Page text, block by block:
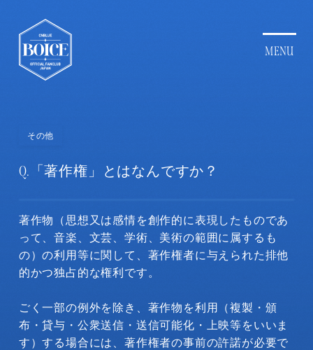
その他
Q. 「著作権」とはなんですか？
著作物（思想又は感情を創作的に表現したものであ
って、音楽、文芸、学術、美術の範囲に属するも
の）の利用等に関して、著作権者に与えられた排他
的かつ独占的な権利です。
ごく一部の例外を除き、著作物を利用（複製・頒
布・貸与・公衆送信・送信可能化・上映等をいいま
す）する場合には、著作権者の事前の許諾が必要で